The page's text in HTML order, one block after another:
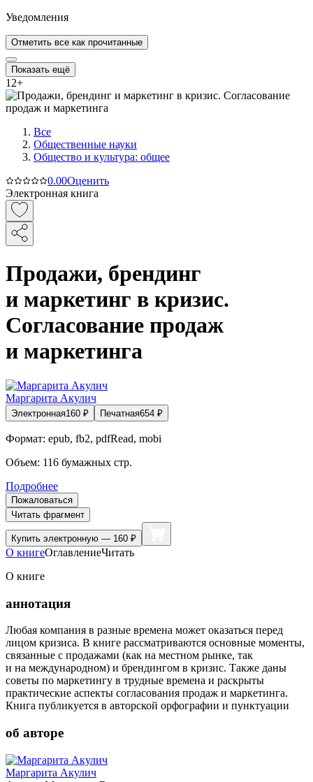
Уведомления
Отметить все как прочитанные
Показать ещё
12+
Все
Общественные науки
Общество и культура: общее
0.00Оценить
Электронная книга
Продажи, брендинг
и маркетинг в кризис.
Согласование продаж
и маркетинга
Маргарита Акулич
Электронная160 ₽ Печатная654 ₽
Формат: epub, fb2, pdfRead, mobi
Объем: 116 бумажных стр.
Подробнее
Пожаловаться
Читать фрагмент
Купить электронную — 160 ₽
О книгеОглавлениеЧитать
О книге
аннотация
Любая компания в разные времена может оказаться перед
лицом кризиса. В книге рассматриваются основные моменты,
связанные с продажами (как на местном рынке, так
и на международном) и брендингом в кризис. Также даны
советы по маркетингу в трудные времена и раскрыты
практические аспекты согласования продаж и маркетинга.
Книга публикуется в авторской орфографии и пунктуации
об авторе
Маргарита Акулич